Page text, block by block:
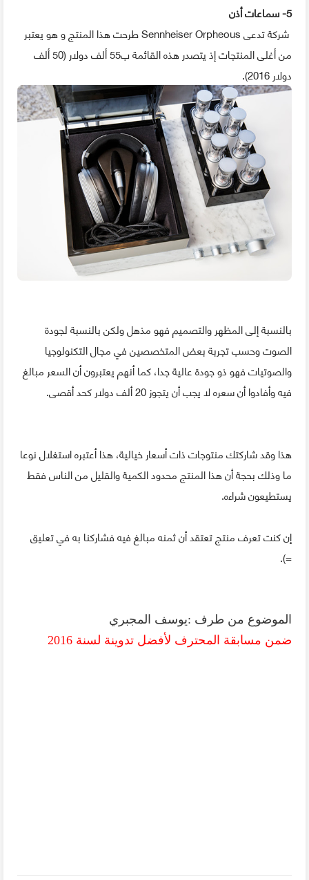
5- سماعات أذن
شركة تدعى Sennheiser Orpheous طرحت هذا المنتج و هو يعتبر
من أغلى المنتجات إذ يتصدر هذه القائمة ب55 ألف دولار (50 ألف
دولار 2016).
بالنسبة إلى المظهر والتصميم فهو مذهل ولكن بالنسبة لجودة
الصوت وحسب تجربة بعض المتخصصين في مجال التكنولوجيا
والصوتيات فهو ذو جودة عالية جدا، كما أنهم يعتبرون أن السعر مبالغ
فيه وأفادوا أن سعره لا يجب أن يتجوز 20 ألف دولار كحد أقصى.
هذا وقد شاركتك منتوجات ذات أسعار خيالية، هذا أعتبره استغلال نوعا
ما وذلك بحجة أن هذا المنتج محدود الكمية والقليل من الناس فقط
يستطيعون شراءه.
إن كنت تعرف منتج تعتقد أن ثمنه مبالغ فيه فشاركنا به في تعليق
=).
الموضوع من طرف :يوسف المجبري‎
ضمن مسابقة المحترف لأفضل تدوينة لسنة 2016